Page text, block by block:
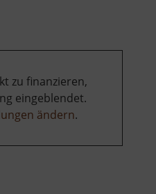
zu finanzieren,
eingeblendet.
ändern.